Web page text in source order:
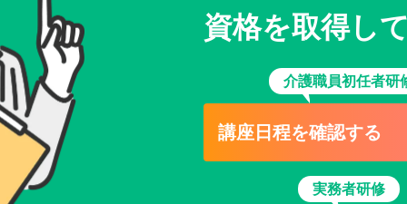
資格を取得し
介護職員初任者研
講座日程を確認する
実務者研修